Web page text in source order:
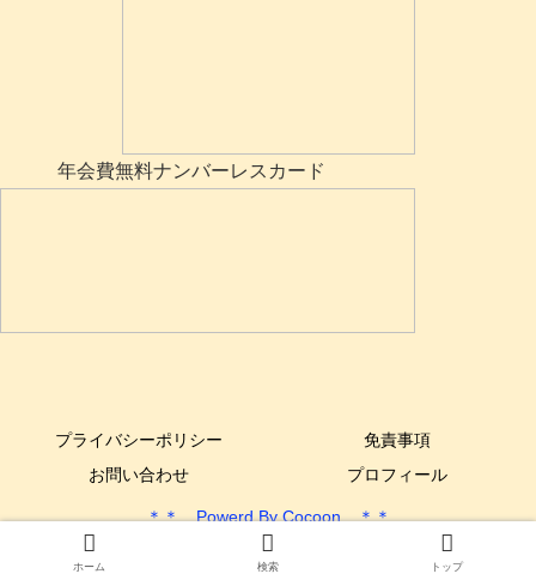
年会費無料ナンバーレスカード
プライバシーポリシー
免責事項
お問い合わせ
プロフィール
＊＊ Powerd By Cocoon ＊＊
Copyright © 2017-2025 できるYone DIY All Rights Reserved.
ホーム 検索 トップ